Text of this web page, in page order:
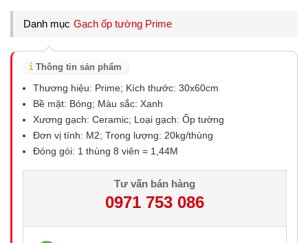
Danh mục Gạch ốp tường Prime
Thông tin sản phẩm
Thương hiệu: Prime; Kích thước: 30x60cm
Bề mặt: Bóng; Màu sắc: Xanh
Xương gạch: Ceramic; Loại gạch: Ốp tường
Đơn vị tính: M2; Trọng lượng: 20kg/thùng
Đóng gói: 1 thùng 8 viên = 1,44M
Tư vấn bán hàng
0971 753 086